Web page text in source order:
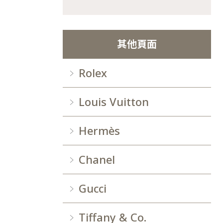
其他頁面
Rolex
Louis Vuitton
Hermès
Chanel
Gucci
Tiffany & Co.